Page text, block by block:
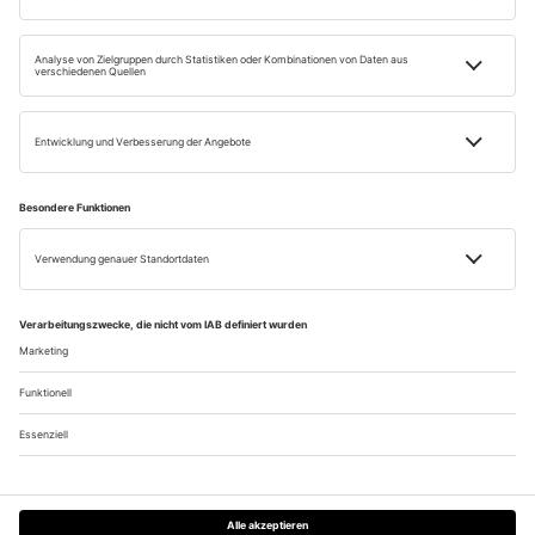
Impressum
Widerrufsbelehrung
AGB
Retour
Vertrag widerrufen
Einige Bilder auf dieser Website wurden mithilfe künstlicher Intelligenz erstellt.
© RPR1. RADIO WEINSTRASSE – Eine Marke der Audiotainment Südwest GmbH & Co.